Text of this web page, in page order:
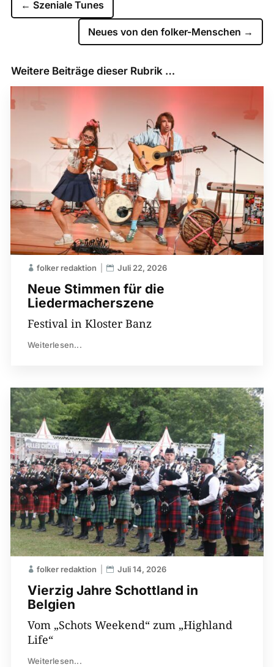
← Szeniale Tunes
Neues von den folker-Menschen →
Weitere Beiträge dieser Rubrik …
Neue Stimmen für die
Liedermacherszene
folker redaktion Juli 22, 2026
Festival in Kloster Banz
Weiterlesen...
Vierzig Jahre Schottland in
Belgien
folker redaktion Juli 14, 2026
Vom „Schots Weekend“ zum „Highland
Life“
Weiterlesen...